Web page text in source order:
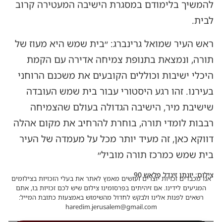
להמשיך בלימודם במסגרת הישיבה המעטירה קרוב
לבית.
ראש העיר שמואל גרינברג: ״בית שמש היא מעוז של
תורה, ונמצאת בתנופת צמיחה אדירה עם הקמת
היכלי ישיבות וכוללים הקובעים את משכנם הרוחני
בעירנו. זהו רגע היסטורי עבור בית שמש העובדה
שישיבת מיר, הישיבה הגדולה בעולם שהצמיחה
רבבות לומדי תורה, בוחרת להרחיב את מקום אהלה
דווקא כאן, זה מעיד יותר מכל על מעמדה של העיר
בית שמש כמרכז תורה מוביל״
צילום: יונתן זינדל פלאש 90
אנו מכבדים זכויות יוצרים ועושים מאמץ לאתר את בעלי הזכויות בצילומים
המגיעים לידינו. אם זיהיתים בפרסומינו צילום שיש לכם זכויות בו, אתם
רשאים לפנות אלינו ולבקש לחדול מהשימוש באמצעות כתובת המייל:
haredim.jerusalem@gmail.com